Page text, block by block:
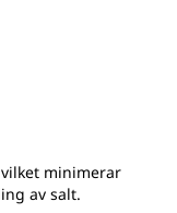
minimerar
av salt.